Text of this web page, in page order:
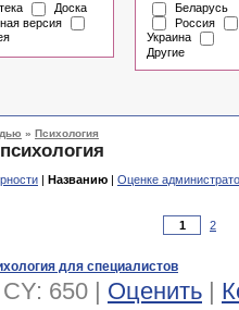
Доска
версия
Беларусь
Россия
Украина
Другие
» Психология
| Названию | Оценке
2
для специалистов
650 | Оценить |